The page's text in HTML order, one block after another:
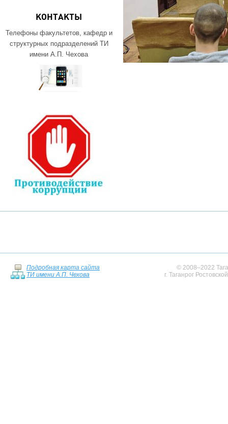
КОНТАКТЫ
Телефоны факультетов, кафедр и
структурных подразделений ТИ
имени А.П. Чехова
Подробная карта сайта
ТИ имени А.П. Чехова
© 2008–2022
г. Таганрог